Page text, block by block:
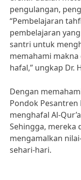
pengulangan,
“Pembelajaran
pembelajaran
santri untuk
memahami
hafal,” ungkap Dr.
Dengan
Pondok
menghafal Al-
Sehingga, mereka
mengamalkan
sehari-hari.